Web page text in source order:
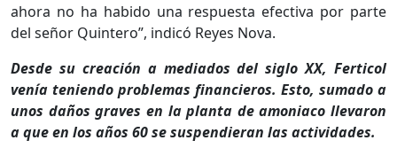
ahora no ha habido una respuesta efectiva por parte
del señor Quintero”, indicó Reyes Nova.
Desde su creación a mediados del siglo XX, Ferticol
venía teniendo problemas financieros. Esto, sumado a
unos daños graves en la planta de amoniaco llevaron
a que en los años 60 se suspendieran las actividades.